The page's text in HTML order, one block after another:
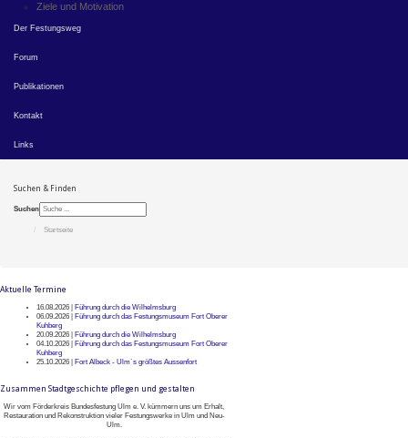
Ziele und Motivation
Der Festungsweg
Forum
Publikationen
Kontakt
Links
Suchen & Finden
Suchen
Startseite
Aktuelle Termine
16.08.2026 |
Führung durch die Wilhelmsburg
06.09.2026 |
Führung durch das Festungsmuseum Fort Oberer
Kuhberg
20.09.2026 |
Führung durch die Wilhelmsburg
04.10.2026 |
Führung durch das Festungsmuseum Fort Oberer
Kuhberg
25.10.2026 |
Fort Albeck - Ulm`s größtes Aussenfort
Zusammen Stadtgeschichte pflegen und gestalten
Wir vom Förderkreis Bundesfestung Ulm e. V. kümmern uns um Erhalt,
Restauration und Rekonstruktion vieler Festungswerke in Ulm und Neu-
Ulm.